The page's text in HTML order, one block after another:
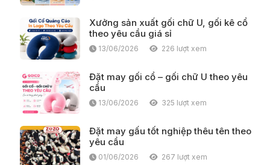
Xưởng sản xuất gối chữ U, gối kê cổ
theo yêu cầu giá sỉ
13/06/2026 226 lượt xem
Đặt may gối cổ – gối chữ U theo yêu
cầu
13/06/2026 325 lượt xem
Đặt may gấu tốt nghiệp thêu tên theo
yêu cầu
01/06/2026 267 lượt xem